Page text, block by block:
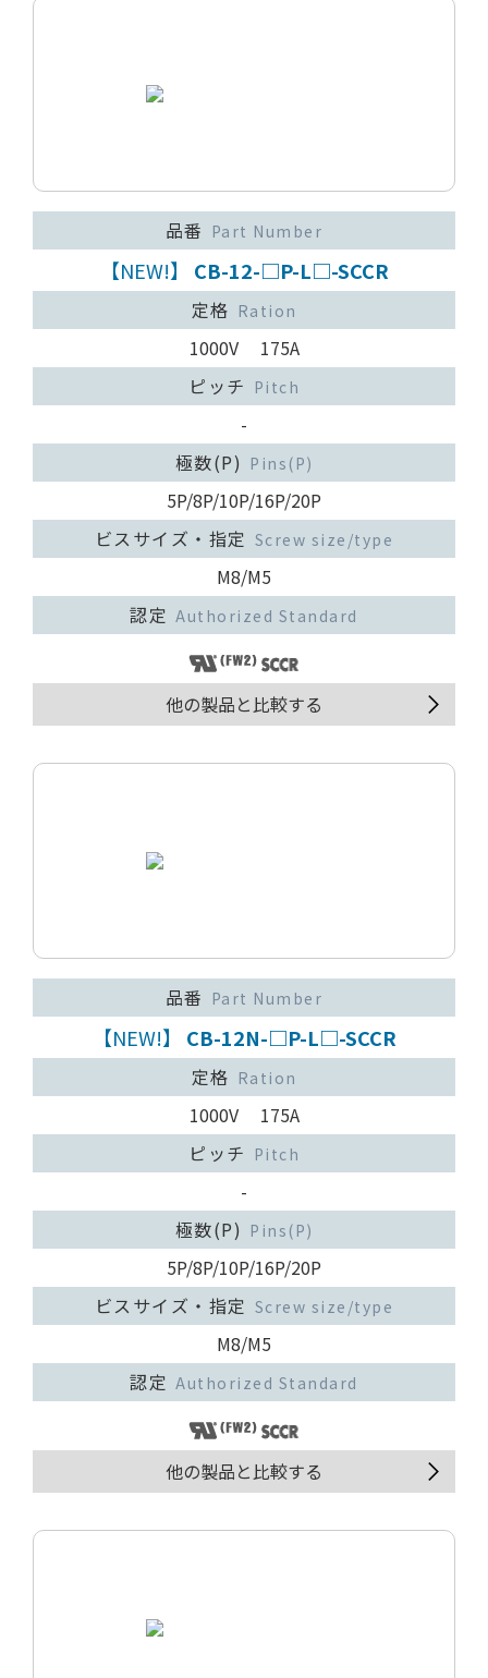
品番 Part Number
【NEW!】 CB-12-□P-L□-SCCR
定格 Ration
1000V 175A
ピッチ Pitch
-
極数(P) Pins(P)
5P/8P/10P/16P/20P
ビスサイズ・指定 Screw size/type
M8/M5
認定 Authorized Standard
他の製品と比較する
品番 Part Number
【NEW!】 CB-12N-□P-L□-SCCR
定格 Ration
1000V 175A
ピッチ Pitch
-
極数(P) Pins(P)
5P/8P/10P/16P/20P
ビスサイズ・指定 Screw size/type
M8/M5
認定 Authorized Standard
他の製品と比較する